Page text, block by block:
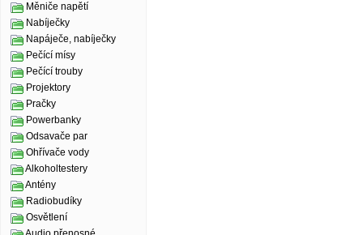
Měniče napětí
Nabíječky
Napáječe, nabíječky
Pečící mísy
Pečící trouby
Projektory
Pračky
Powerbanky
Odsavače par
Ohřívače vody
Alkoholtestery
Antény
Radiobudíky
Osvětlení